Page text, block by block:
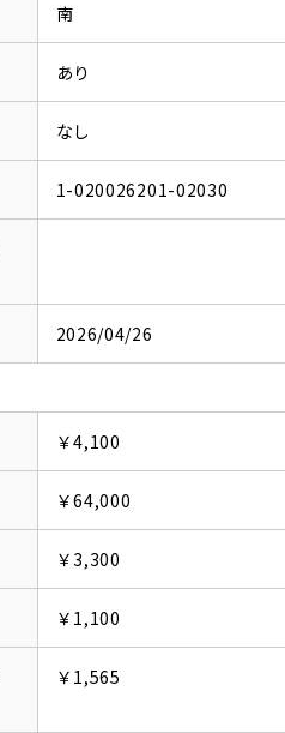
南
あり
なし
1-020026201-02030
2026/04/26
￥4,100
￥64,000
￥3,300
￥1,100
￥1,565